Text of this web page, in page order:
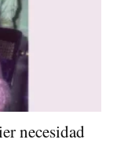
necesidad